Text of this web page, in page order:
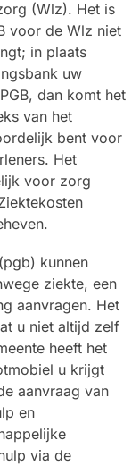
(Wlz). Het is
voor de Wlz niet
in plaats
uw
dan komt het
van het
bent voor
Het
voor zorg
kunnen
ziekte, een
aanvragen. Het
u niet altijd zelf
heeft het
u krijgt
aanvraag van
en
via de